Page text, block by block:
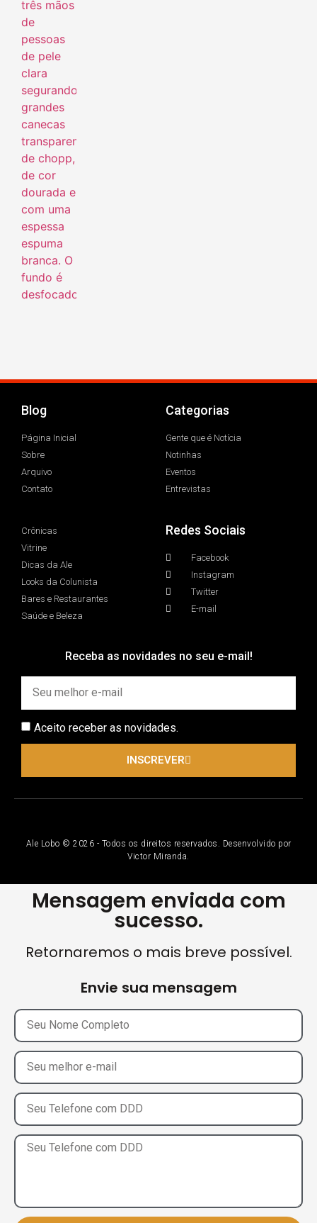
Blog
Página Inicial
Sobre
Arquivo
Contato
Categorias
Gente que é Notícia
Notinhas
Eventos
Entrevistas
Crônicas
Vitrine
Dicas da Ale
Looks da Colunista
Bares e Restaurantes
Saúde e Beleza
Redes Sociais
Facebook
Instagram
Twitter
E-mail
Receba as novidades no seu e-mail!
Aceito receber as novidades.
INSCREVER
Ale Lobo © 2026 - Todos os direitos reservados. Desenvolvido por
Victor Miranda.
Mensagem enviada com
sucesso.
Retornaremos o mais breve possível.
Envie sua mensagem